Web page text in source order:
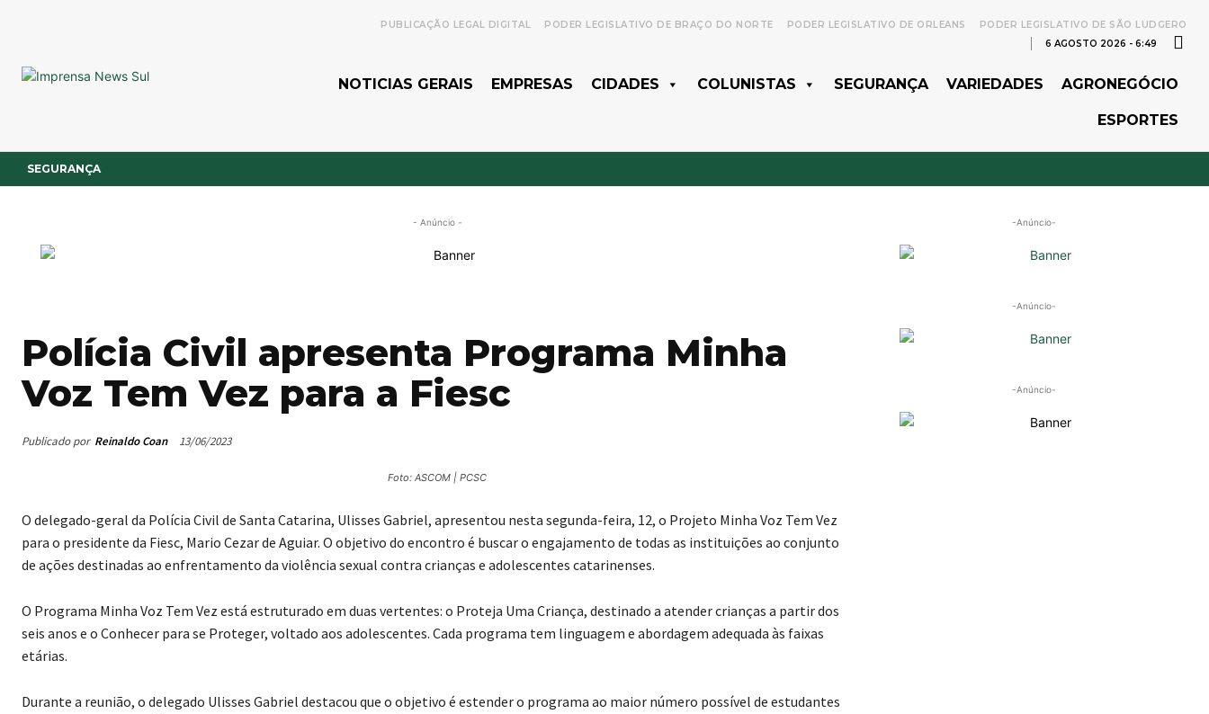
PUBLICAÇÃO LEGAL DIGITAL PODER LEGISLATIVO DE BRAÇO DO NORTE PODER LEGISLATIVO DE ORLEANS
PODER LEGISLATIVO DE SÃO LUDGERO
6 AGOSTO 2026 - 6:49
NOTICIAS GERAIS EMPRESAS CIDADES COLUNISTAS SEGURANÇA VARIEDADES AGRONEGÓCIO
ESPORTES
SEGURANÇA
- Anúncio -
Polícia Civil apresenta Programa Minha
Voz Tem Vez para a Fiesc
Publicado por Reinaldo Coan 13/06/2023
Foto: ASCOM | PCSC
O delegado-geral da Polícia Civil de Santa Catarina, Ulisses Gabriel, apresentou nesta segunda-feira, 12, o Projeto Minha Voz Tem Vez
para o presidente da Fiesc, Mario Cezar de Aguiar. O objetivo do encontro é buscar o engajamento de todas as instituições ao conjunto
de ações destinadas ao enfrentamento da violência sexual contra crianças e adolescentes catarinenses.
O Programa Minha Voz Tem Vez está estruturado em duas vertentes: o Proteja Uma Criança, destinado a atender crianças a partir dos
seis anos e o Conhecer para se Proteger, voltado aos adolescentes. Cada programa tem linguagem e abordagem adequada às faixas
etárias.
Durante a reunião, o delegado Ulisses Gabriel destacou que o objetivo é estender o programa ao maior número possível de estudantes
-Anúncio-
-Anúncio-
-Anúncio-